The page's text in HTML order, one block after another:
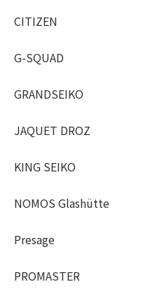
CITIZEN
G-SQUAD
GRANDSEIKO
JAQUET DROZ
KING SEIKO
NOMOS Glashütte
Presage
PROMASTER